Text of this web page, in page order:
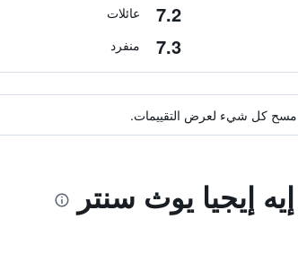
7.2 عائلات
7.3 منفرد
مسح كل شيء لعرض التقييمات.
إيجيا يوث سنتر